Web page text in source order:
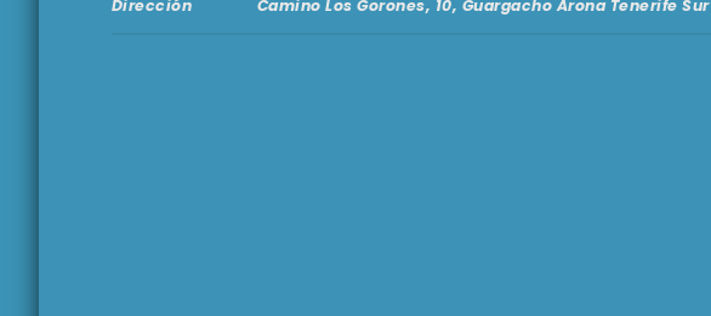
Dirección Camino Los Gorones, 10, Guargacho Arona Tenerife Sur